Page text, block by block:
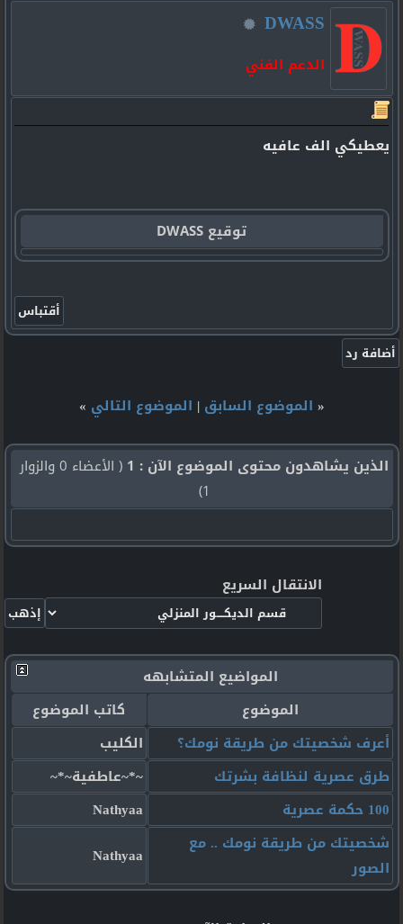
DWASS
الدعم الفني
يعطيكي الف عافيه
توقيع DWASS
« الموضوع السابق | الموضوع التالي »
الذين يشاهدون محتوى الموضوع الآن : 1
( الأعضاء 0 والزوار
1)
الانتقال السريع
المواضيع المتشابهه
الموضوع
كاتب الموضوع
أعرف شخصيتك من طريقة نومك؟
الكليب
طرق عصرية لنظافة بشرتك
~*~عاطفية~*~
100 حكمة عصرية
Nathyaa
شخصيتك من طريقة نومك .. مع
الصور
Nathyaa